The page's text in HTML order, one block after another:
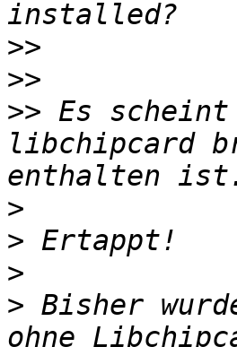
>>
>>
>> Es scheint
libchipcard
>
>
>
> Bisher